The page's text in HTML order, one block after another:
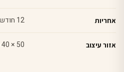
אחריות 12 חודשים
אזור עיצוב 50 × 40 ס"מ